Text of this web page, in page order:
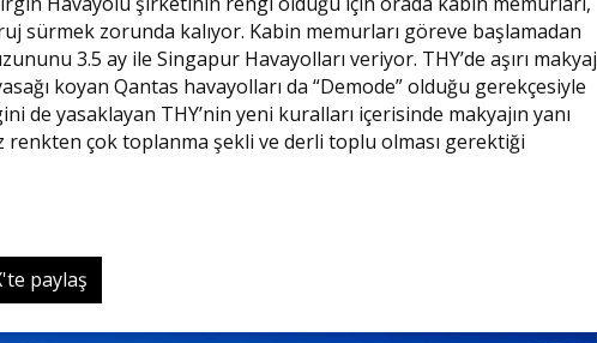
sürmek zorunda kalıyor. Kabin memurları göreve başlamadan
3.5 ay ile Singapur Havayolları veriyor. THY’de aşırı makyaj
koyan Qantas havayolları da “Demode” olduğu gerekçesiyle
de yasaklayan THY’nin yeni kuralları içerisinde makyajın yanı
renkten çok toplanma şekli ve derli toplu olması gerektiği
paylaş